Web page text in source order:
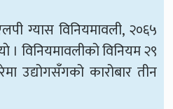
ग्यास विनियमावली, २०६५
विनियमावलीको विनियम २९
उद्योगसँगको कारोबार तीन